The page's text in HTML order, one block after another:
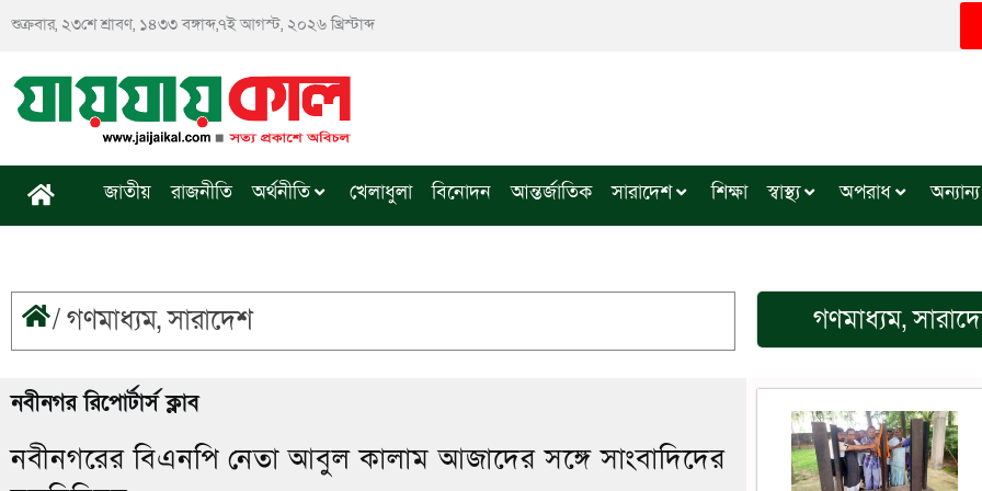
শুক্রবার, ২৩শে শ্রাবণ, ১৪৩৩ বঙ্গাব্দ,৭ই আগস্ট, ২০২৬ খ্রিস্টাব্দ
জাতীয় রাজনীতি অর্থনীতি খেলাধুলা বিনোদন আন্তর্জাতিক সারাদেশ শিক্ষা স্বাস্থ্য অপরাধ অন্যান্য
/গণমাধ্যম,সারাদেশ গণমাধ্যম,
নবীনগর রিপোর্টার্স ক্লাব
নবীনগরের বিএনপি নেতা আবুল কালাম আজাদের সঙ্গে সাংবাদিদের